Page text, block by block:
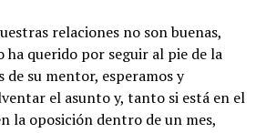
relaciones no son buenas,
ha querido por seguir al pie de la
su mentor, esperamos y
el asunto y, tanto si está en el
la oposición dentro de un mes,